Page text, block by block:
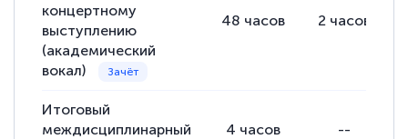
концертному
выступлению
(академический
вокал)
48 часов 2 часов
Итоговый
междисциплинарный
4 часов --